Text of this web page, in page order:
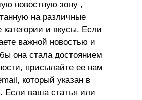
новостную зону ,
на различные
категории и вкусы. Если
важной новостью и
она стала достоянием
присылайте ее нам
который указан в
Если ваша статья или